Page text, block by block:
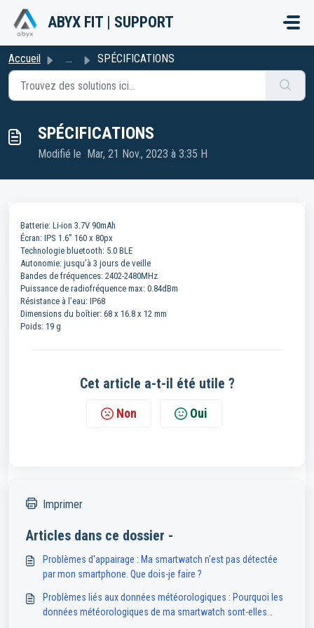
Passer au contenu principal
ABYX FIT | SUPPORT
Accueil ... SPÉCIFICATIONS
SPÉCIFICATIONS
Modifié le Mar, 21 Nov., 2023 à 3:35 H
Batterie: Li-ion 3.7V 90mAh
Écran: IPS 1.6” 160 x 80px
Technologie bluetooth: 5.0 BLE
Autonomie: jusqu’à 3 jours de veille
Bandes de fréquences: 2402-2480MHz
Puissance de radiofréquence max: 0.84dBm
Résistance à l’eau: IP68
Dimensions du boîtier: 68 x 16.8 x 12 mm
Poids: 19 g
Cet article a-t-il été utile ?
Non Oui
Imprimer
Articles dans ce dossier -
Problèmes d'appairage : Ma smartwatch n'est pas détectée
par mon smartphone. Que dois-je faire ?
Problèmes liés aux données météorologiques : Pourquoi les
données météorologiques de ma smartwatch sont-elles